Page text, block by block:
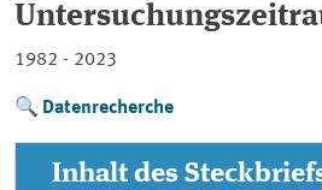
1982 - 2023
Datenrecherche
Inhalt des